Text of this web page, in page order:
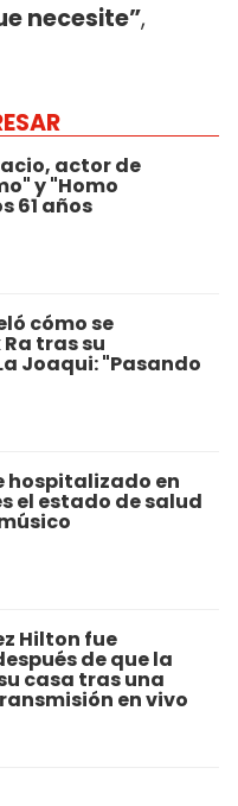
necesite”,
actor de
y "Homo
61 años
cómo se
tras su
Joaqui: "Pasando
hospitalizado en
el estado de salud
Hilton fue
de que la
casa tras una
en vivo